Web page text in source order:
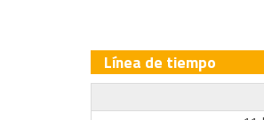
Línea de tiempo